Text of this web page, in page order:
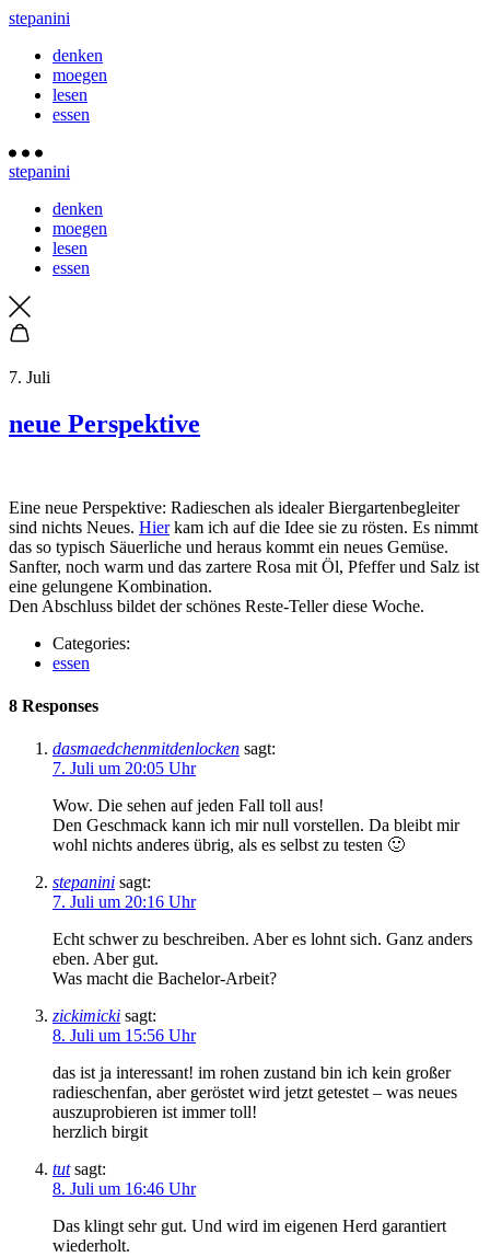
stepanini
denken
moegen
lesen
essen
stepanini
denken
moegen
lesen
essen
7. Juli
neue Perspektive
Eine neue Perspektive: Radieschen als idealer Biergartenbegleiter
sind nichts Neues. Hierkam ich auf die Idee sie zu rösten. Es nimmt
das so typisch Säuerliche und heraus kommt ein neues Gemüse.
Sanfter, noch warm und das zartere Rosa mit Öl, Pfeffer und Salz ist
eine gelungene Kombination.
Den Abschluss bildet der schönes Reste-Teller diese Woche.
Categories:
essen
8 Responses
dasmaedchenmitdenlocken sagt:
7. Juli um 20:05 Uhr
Wow. Die sehen auf jeden Fall toll aus!
Den Geschmack kann ich mir null vorstellen. Da bleibt mir
wohl nichts anderes übrig, als es selbst zu testen 🙂
stepanini sagt:
7. Juli um 20:16 Uhr
Echt schwer zu beschreiben. Aber es lohnt sich. Ganz anders
eben. Aber gut.
Was macht die Bachelor-Arbeit?
zickimicki sagt:
8. Juli um 15:56 Uhr
das ist ja interessant! im rohen zustand bin ich kein großer
radieschenfan, aber geröstet wird jetzt getestet – was neues
auszuprobieren ist immer toll!
herzlich birgit
tut sagt:
8. Juli um 16:46 Uhr
Das klingt sehr gut. Und wird im eigenen Herd garantiert
wiederholt.